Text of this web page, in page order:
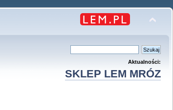
Aktualności:
SKLEP LEM MRÓZ